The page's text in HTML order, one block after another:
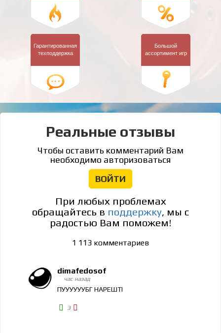
Гарантированная
техподдержка
Большой
ассортимент игр
Реальные отзывы
Чтобы оставить комментарий Вам
необходимо авторизоваться
ВОЙТИ
При любых проблемах
обращайтесь в поддержку, мы с
радостью Вам поможем!
1 113 комментариев
dimafedosof
час назад
ПУУУУУУБГ НАРЕШТI
3